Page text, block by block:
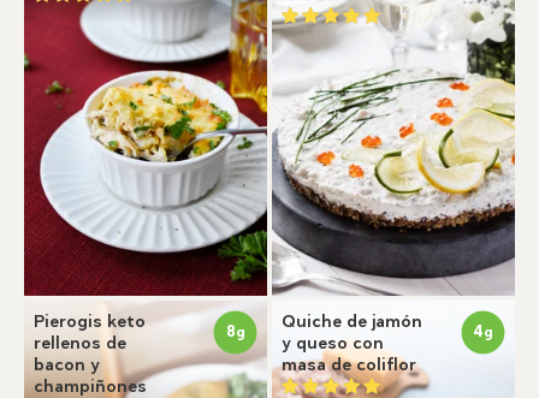
Pierogis keto
rellenos de
bacon y
champiñones
8g
Quiche de jamón
y queso con
masa de coliflor
4g